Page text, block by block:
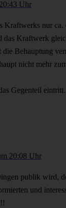
Uhr
Kraftwerks nur ca.
das Kraftwerk
die Behauptung
nicht mehr
Gegenteil
20:08 Uhr
publik wird,
und